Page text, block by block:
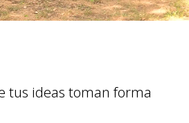
tus ideas toman forma